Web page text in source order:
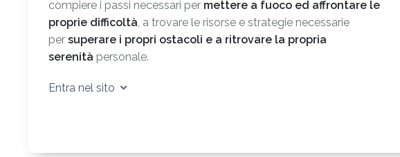
compiere i passi necessari per mettere a fuoco ed affrontare le
proprie difficoltà, a trovare le risorse e strategie necessarie
per superare i propri ostacoli e a ritrovare la propria
serenità personale.
Entra nel sito